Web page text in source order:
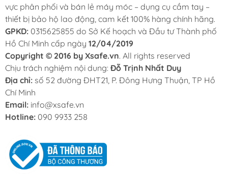
vực phân phối và bán lẻ máy móc – dụng cụ cầm tay –
thiết bị bảo hộ lao động, cam kết 100% hàng chính hãng.
GPKD: 0315625855 do Sở Kế hoạch và Đầu tư Thành phố
Hồ Chí Minh cấp ngày 12/04/2019
Copyright © 2016 by Xsafe.vn. All rights reserved
Chịu trách nghiệm nội dung: Đỗ Trịnh Nhất Duy
Địa chỉ: số 52 đường ĐHT21, P. Đông Hưng Thuận, TP Hồ
Chí Minh
Email: info@xsafe.vn
Hotline: 090 9933 258